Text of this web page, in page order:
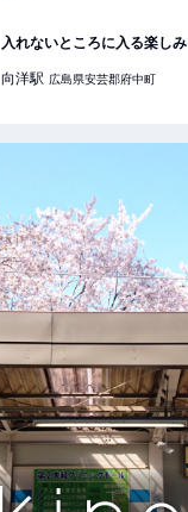
入れないところに入る楽しみ
向洋駅 広島県安芸郡府中町